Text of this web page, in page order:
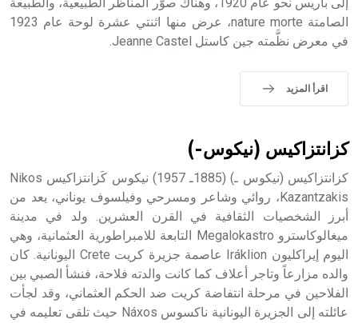
حيث تقتصر القيمة الصوتية للعلامة الك
الصامتة nature morte، عرض منها اثنتي عشرة لوحة عام 1923
في معرض نظَّمته جين كاستل Jeanne Castel.
اقرأ المزيد
كزانتزاكيس (نيكوس-)
كزانتزاكيس (نيكوس ـ) (1885ـ 1957) نيكوس كَزانتزاكيس Nikos
Kazantzakis، روائي وشاعر ومسرحي وفيلسوف يوناني، يعد من
أبرز الشخصيات الثقافية في القرن العشرين. ولد في مدينة
ميغالوكاسترو Megalokastro التابعة للامبراطورية العثمانية، وهي
اليوم إيراكليون Iráklion عاصمة جزيرة كريت Crete اليونانية. كان
والده مزارعاً وتاجر أعلاف كما كانت والدته فلاحة، فنشأ الصبي بين
الفلاحين في مرحلة انتفاضة كريت ضد الحكم العثماني، وقد لجأت
عائلته إلى الجزيرة اليونانية ناكسوس Náxos حيث تلقى تعليمه في